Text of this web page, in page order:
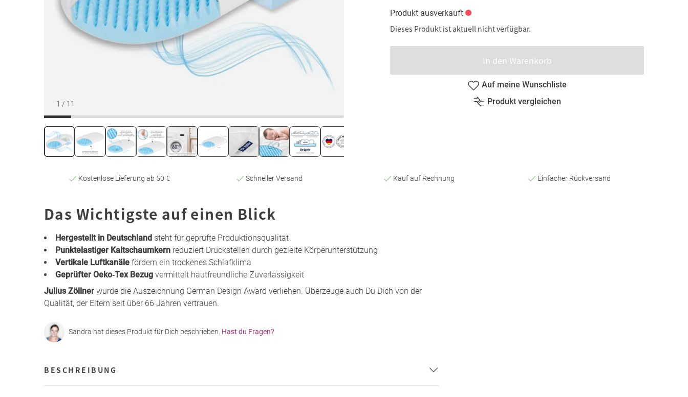
1 / 11
Produkt ausverkauft
Dieses Produkt ist aktuell nicht verfügbar.
In den Warenkorb
Auf meine Wunschliste
Produkt vergleichen
Kostenlose Lieferung ab 50 € Schneller Versand Kauf auf Rechnung Einfacher Rückversand
Das Wichtigste auf einen Blick
Hergestellt in Deutschland steht für geprüfte Produktionsqualität
Punktelastiger Kaltschaumkern reduziert Druckstellen durch gezielte Körperunterstützung
Vertikale Luftkanäle fördern ein trockenes Schlafklima
Geprüfter Oeko‑Tex Bezug vermittelt hautfreundliche Zuverlässigkeit
Julius Zöllner wurde die Auszeichnung German Design Award verliehen. Überzeuge auch Du Dich von der
Qualität, der Eltern seit über 66 Jahren vertrauen.
Sandra hat dieses Produkt für Dich beschrieben. Hast du Fragen?
BESCHREIBUNG